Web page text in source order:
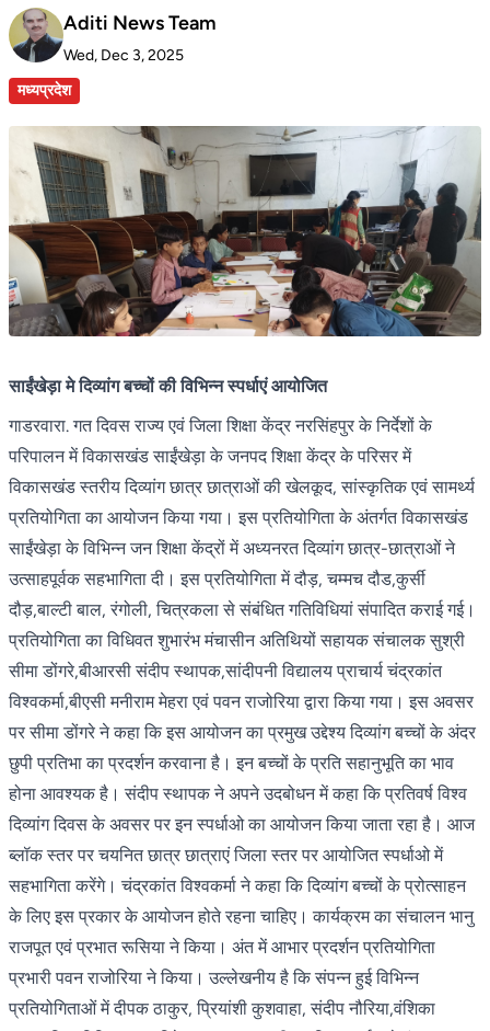
Aditi News Team
Wed, Dec 3, 2025
मध्यप्रदेश
साईंखेड़ा मे दिव्यांग बच्चों की विभिन्न स्पर्धाएं आयोजित
गाडरवारा. गत दिवस राज्य एवं जिला शिक्षा केंद्र नरसिंहपुर के निर्देशों के
परिपालन में विकासखंड साईंखेड़ा के जनपद शिक्षा केंद्र के परिसर में
विकासखंड स्तरीय दिव्यांग छात्र छात्राओं की खेलकूद, सांस्कृतिक एवं सामर्थ्य
प्रतियोगिता का आयोजन किया गया। इस प्रतियोगिता के अंतर्गत विकासखंड
साईंखेड़ा के विभिन्न जन शिक्षा केंद्रों में अध्यनरत दिव्यांग छात्र-छात्राओं ने
उत्साहपूर्वक सहभागिता दी। इस प्रतियोगिता में दौड़, चम्मच दौड,कुर्सी
दौड़,बाल्टी बाल, रंगोली, चित्रकला से संबंधित गतिविधियां संपादित कराई गई।
प्रतियोगिता का विधिवत शुभारंभ मंचासीन अतिथियों सहायक संचालक सुश्री
सीमा डोंगरे,बीआरसी संदीप स्थापक,सांदीपनी विद्यालय प्राचार्य चंद्रकांत
विश्वकर्मा,बीएसी मनीराम मेहरा एवं पवन राजोरिया द्वारा किया गया। इस अवसर
पर सीमा डोंगरे ने कहा कि इस आयोजन का प्रमुख उद्देश्य दिव्यांग बच्चों के अंदर
छुपी प्रतिभा का प्रदर्शन करवाना है। इन बच्चों के प्रति सहानुभूति का भाव
होना आवश्यक है। संदीप स्थापक ने अपने उदबोधन में कहा कि प्रतिवर्ष विश्व
दिव्यांग दिवस के अवसर पर इन स्पर्धाओ का आयोजन किया जाता रहा है। आज
ब्लॉक स्तर पर चयनित छात्र छात्राएं जिला स्तर पर आयोजित स्पर्धाओ में
सहभागिता करेंगे। चंद्रकांत विश्वकर्मा ने कहा कि दिव्यांग बच्चों के प्रोत्साहन
के लिए इस प्रकार के आयोजन होते रहना चाहिए। कार्यक्रम का संचालन भानु
राजपूत एवं प्रभात रूसिया ने किया। अंत में आभार प्रदर्शन प्रतियोगिता
प्रभारी पवन राजोरिया ने किया। उल्लेखनीय है कि संपन्न हुई विभिन्न
प्रतियोगिताओं में दीपक ठाकुर, प्रियांशी कुशवाहा, संदीप नौरिया,वंशिका